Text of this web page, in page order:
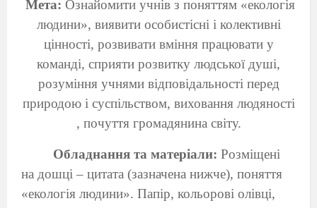
Мета: Ознайомити учнів з поняттям «екологія
людини», виявити особистісні і колективні
цінності, розвивати вміння працювати у
команді, сприяти розвитку людської душі,
розуміння учнями відповідальності перед
природою і суспільством, виховання людяності
, почуття громадянина світу.
Обладнання та матеріали: Розміщені
на дошці – цитата (зазначена нижче), поняття
«екологія людини». Папір, кольорові олівці,